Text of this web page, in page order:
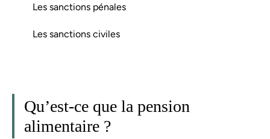
Les sanctions pénales
Les sanctions civiles
Qu’est-ce que la pension
alimentaire ?